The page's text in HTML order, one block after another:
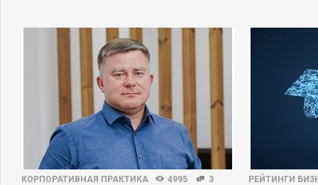
КОРПОРАТИВНАЯ ПРАКТИКА 4995 3 РЕЙТИНГИ